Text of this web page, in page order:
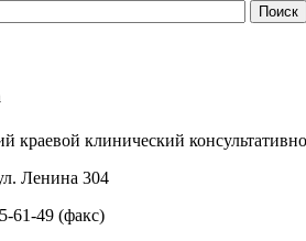
клинический
Ленина 304
61-49 (факс)